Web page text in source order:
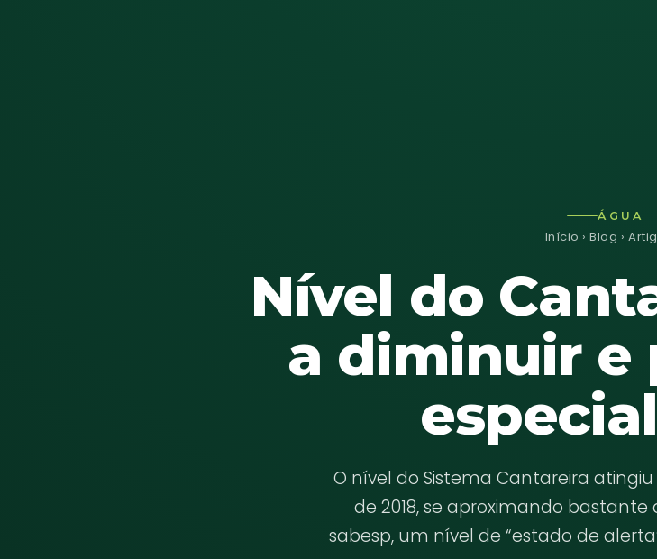
ÁGUA
Início ›Blog ›
Nível do
a diminuir e
O nível do Sistema Cantareira atingiu
de 2018, se aproximando bastante
sabesp, um nível de “estado de